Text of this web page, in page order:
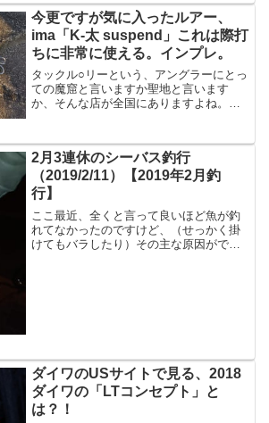
んでした。まあ...
今更ですが気に入ったルアー、
ima「K-太 suspend」これは際打
ちに非常に使える。インプレ。
タックル○リーという、アングラーにとっ
ての魔窟と言いますか聖地と言います
か、そんな店が全国にありますよね。当
で、店を出たら4000円使ってた恐ろしい
ぜタック○ベリー、、、...
2月3連休のシーバス釣行
（2019/2/11）【2019年2月釣
行】
ここ最近、全くと言って良いほど魚が釣
れてなかったのですけど、（せっかく掛
けてもバラしたり）その主な原因がです
ダイワのUSサイトで見る、2018
ダイワの「LTコンセプト」と
は？！